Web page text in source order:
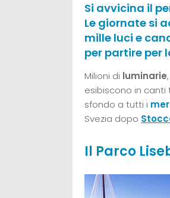
Si avvicina il
Le giornate si
mille luci e
per partire per
Milioni di luminarie
esibiscono in canti
sfondo a tutti i
Svezia dopo
Il Parco